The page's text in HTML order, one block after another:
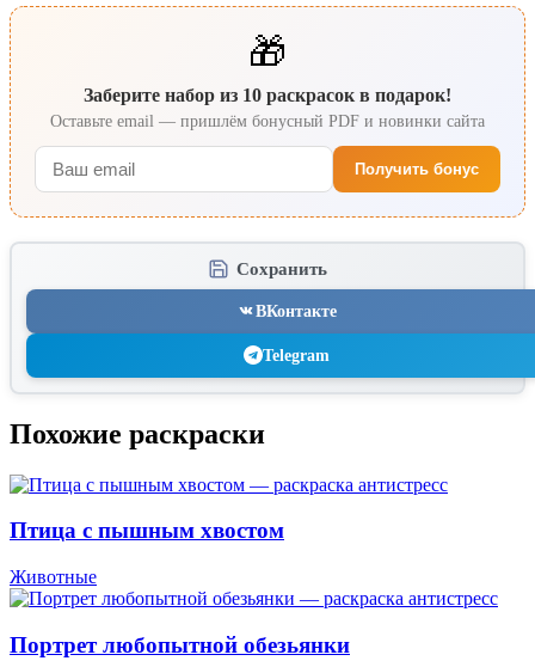
🎁
Заберите набор из 10 раскрасок в подарок!
Оставьте email — пришлём бонусный PDF и новинки сайта
Получить бонус
Сохранить
ВКонтакте
Telegram
Похожие раскраски
Птица с пышным хвостом
Животные
Портрет любопытной обезьянки